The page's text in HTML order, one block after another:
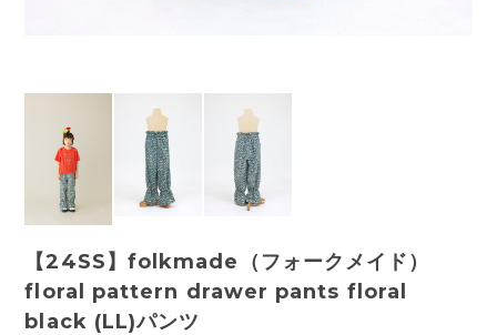
【24SS】folkmade（フォークメイド）
floral pattern drawer pants floral
black (LL)パンツ